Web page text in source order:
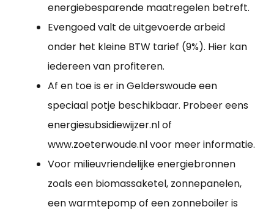
energiebesparende maatregelen betreft.
Evengoed valt de uitgevoerde arbeid
onder het kleine BTW tarief (9%). Hier kan
iedereen van profiteren.
Af en toe is er in Gelderswoude een
speciaal potje beschikbaar. Probeer eens
energiesubsidiewijzer.nl of
www.zoeterwoude.nl voor meer informatie.
Voor milieuvriendelijke energiebronnen
zoals een biomassaketel, zonnepanelen,
een warmtepomp of een zonneboiler is